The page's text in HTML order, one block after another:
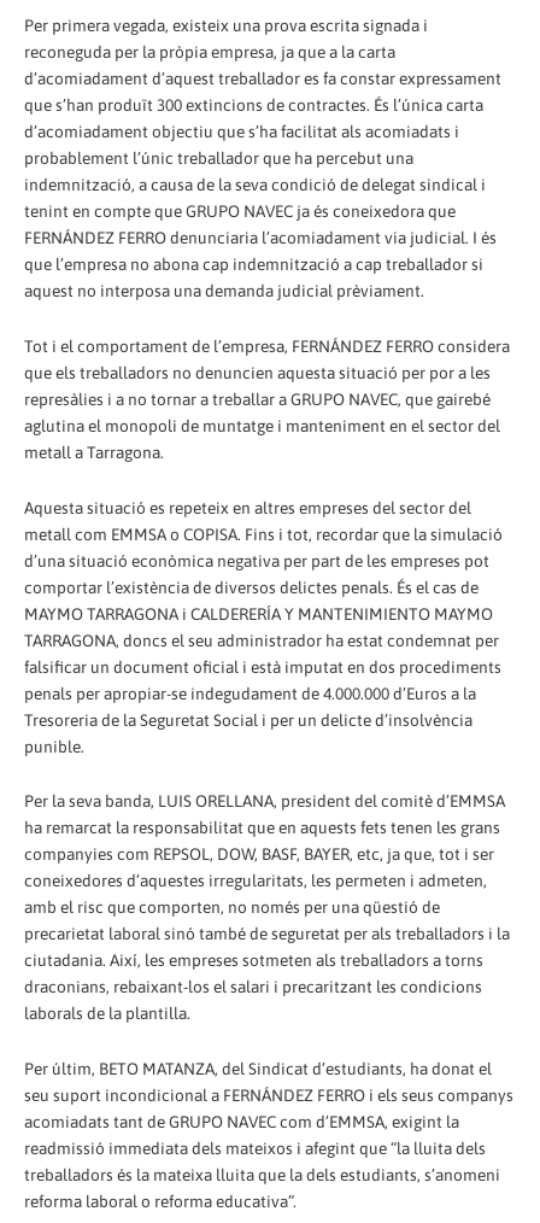
Per primera vegada, existeix una prova escrita signada i
reconeguda per la pròpia empresa, ja que a la carta
d’acomiadament d’aquest treballador es fa constar expressament
que s’han produït 300 extincions de contractes. És l’única carta
d’acomiadament objectiu que s’ha facilitat als acomiadats i
probablement l’únic treballador que ha percebut una
indemnització, a causa de la seva condició de delegat sindical i
tenint en compte que GRUPO NAVEC ja és coneixedora que
FERNÁNDEZ FERRO denunciaria l’acomiadament via judicial. I és
que l’empresa no abona cap indemnització a cap treballador si
aquest no interposa una demanda judicial prèviament.
Tot i el comportament de l’empresa, FERNÁNDEZ FERRO considera
que els treballadors no denuncien aquesta situació per por a les
represàlies i a no tornar a treballar a GRUPO NAVEC, que gairebé
aglutina el monopoli de muntatge i manteniment en el sector del
metall a Tarragona.
Aquesta situació es repeteix en altres empreses del sector del
metall com EMMSA o COPISA. Fins i tot, recordar que la simulació
d’una situació econòmica negativa per part de les empreses pot
comportar l’existència de diversos delictes penals. És el cas de
MAYMO TARRAGONA i CALDERERÍA Y MANTENIMIENTO MAYMO
TARRAGONA, doncs el seu administrador ha estat condemnat per
falsificar un document oficial i està imputat en dos procediments
penals per apropiar-se indegudament de 4.000.000 d’Euros a la
Tresoreria de la Seguretat Social i per un delicte d’insolvència
punible.
Per la seva banda, LUIS ORELLANA, president del comitè d’EMMSA
ha remarcat la responsabilitat que en aquests fets tenen les grans
companyies com REPSOL, DOW, BASF, BAYER, etc, ja que, tot i ser
coneixedores d’aquestes irregularitats, les permeten i admeten,
amb el risc que comporten, no només per una qüestió de
precarietat laboral sinó també de seguretat per als treballadors i la
ciutadania. Així, les empreses sotmeten als treballadors a torns
draconians, rebaixant-los el salari i precaritzant les condicions
laborals de la plantilla.
Per últim, BETO MATANZA, del Sindicat d’estudiants, ha donat el
seu suport incondicional a FERNÁNDEZ FERRO i els seus companys
acomiadats tant de GRUPO NAVEC com d’EMMSA, exigint la
readmissió immediata dels mateixos i afegint que “la lluita dels
treballadors és la mateixa lluita que la dels estudiants, s’anomeni
reforma laboral o reforma educativa”.